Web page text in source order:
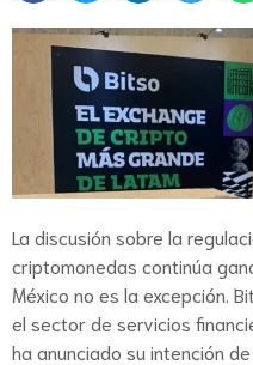
La discusión sobre la
criptomonedas continúa
México no es la excepción.
el sector de servicios
ha anunciado su intención